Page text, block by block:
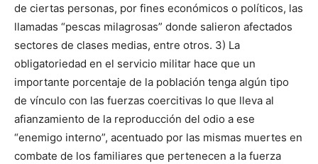
de ciertas personas, por fines económicos o políticos, las
llamadas “pescas milagrosas” donde salieron afectados
sectores de clases medias, entre otros. 3) La
obligatoriedad en el servicio militar hace que un
importante porcentaje de la población tenga algún tipo
de vínculo con las fuerzas coercitivas lo que lleva al
afianzamiento de la reproducción del odio a ese
“enemigo interno”, acentuado por las mismas muertes en
combate de los familiares que pertenecen a la fuerza